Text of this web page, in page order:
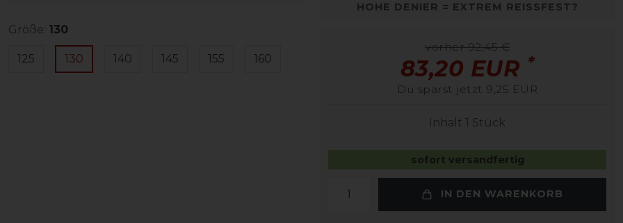
Größe: 130
125 130 140 145 155 160
HOHE DENIER = EXTREM REISSFEST?
vorher 92,45 €
83,20 EUR *
Du sparst jetzt 9,25 EUR
Inhalt 1 Stück
sofort versandfertig
IN DEN WARENKORB